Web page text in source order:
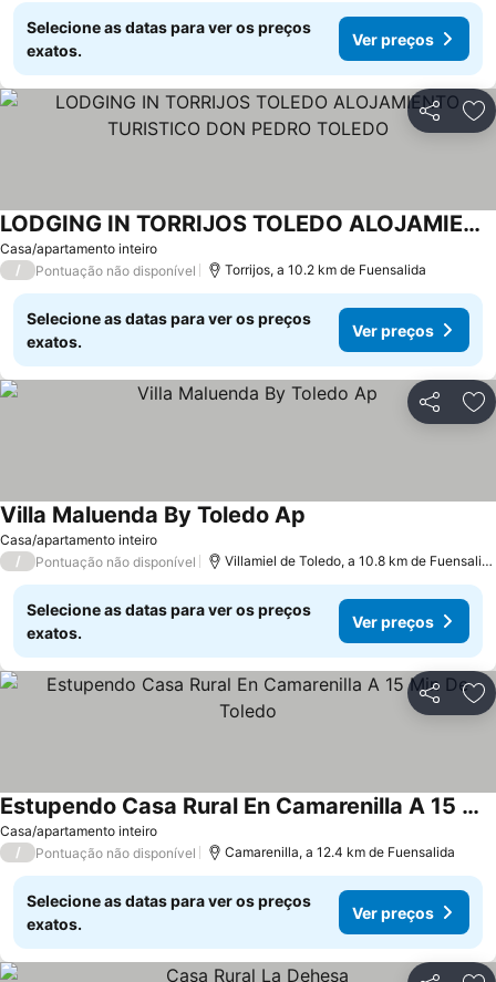
Selecione as datas para ver os preços
exatos.
Ver preços
Partilhar
Casa/apartamento inteiro
LODGING IN TORRIJOS TOLEDO ALOJAMIENTO TURISTICO DON PEDRO TOLEDO
/ Pontuação não disponível Torrijos, a 10.2 km de Fuensalida
Selecione as datas para ver os preços
exatos.
Ver preços
Partilhar
Casa/apartamento inteiro
Villa Maluenda By Toledo Ap
/ Pontuação não disponível Villamiel de Toledo, a 10.8 km de Fuensalida
Selecione as datas para ver os preços
exatos.
Ver preços
Partilhar
Casa/apartamento inteiro
Estupendo Casa Rural En Camarenilla A 15 Min De Toledo
/ Pontuação não disponível Camarenilla, a 12.4 km de Fuensalida
Selecione as datas para ver os preços
exatos.
Ver preços